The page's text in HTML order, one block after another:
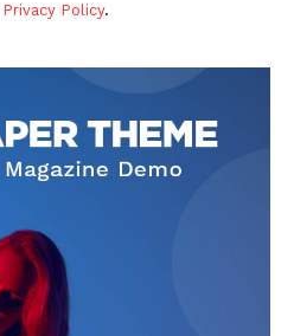
Privacy Policy.